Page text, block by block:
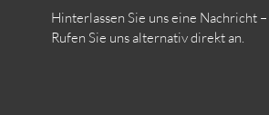
Hinterlassen Sie uns eine Nachricht
Rufen Sie uns alternativ direkt an.